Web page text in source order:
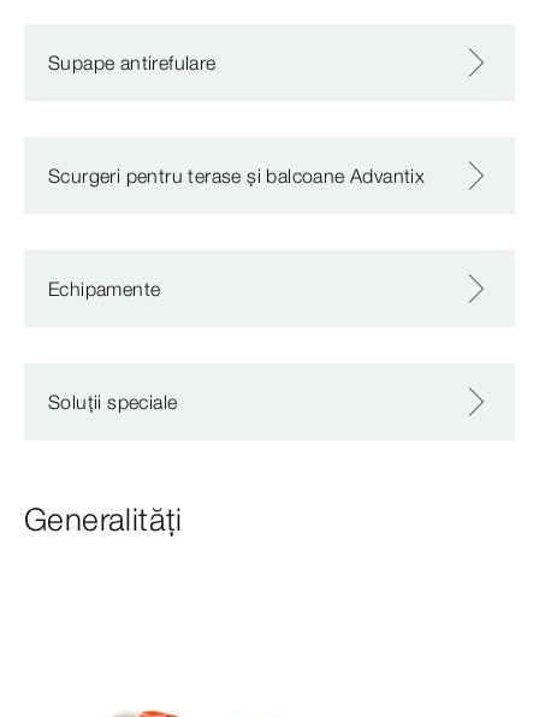
Supape antirefulare
Scurgeri pentru terase și balcoane Advantix
Echipamente
Soluții speciale
Generalități